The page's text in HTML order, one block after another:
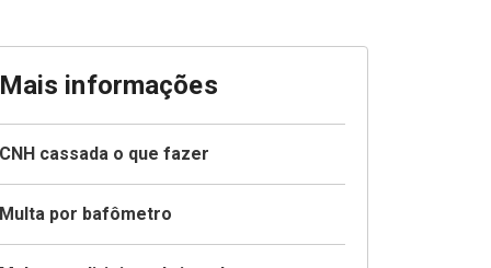
informações
cassada o que fazer
por bafômetro